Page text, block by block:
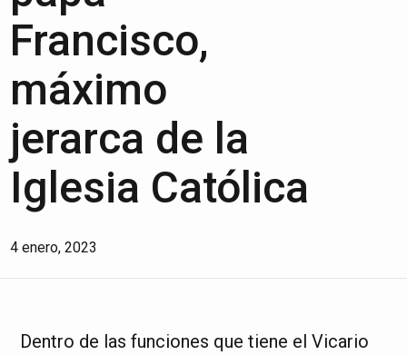
Francisco,
máximo
jerarca de la
Iglesia Católica
4 enero, 2023
Dentro de las funciones que tiene el Vicario